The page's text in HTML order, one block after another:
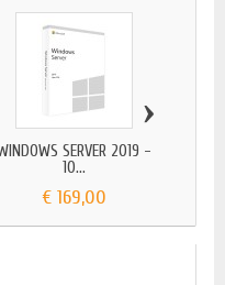
SERVER 2019 -
10...
€ 169,00
›